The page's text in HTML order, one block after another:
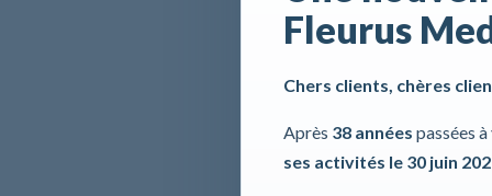
Fleurus
Chers clients, chères
Après 38 années passées
ses activités le 30 juin